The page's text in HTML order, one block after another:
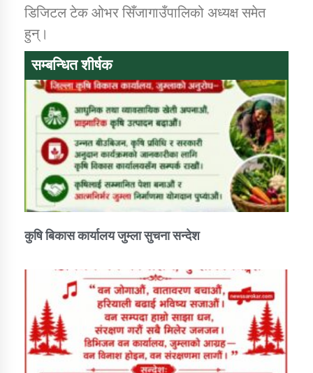
डिजिटल टेक ओभर सिँजागाउँपालिको अध्यक्ष समेत
हुन्।
सम्बन्धित शीर्षक
कुषि बिकास कार्यालय जुम्ला सुचना सन्देश